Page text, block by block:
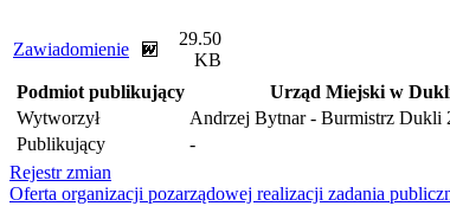
Zawiadomienie
29.50
KB
Podmiot publikujący
Urząd Miejski w
Wytworzył
Andrzej Bytnar - Burmistrz Dukli
Publikujący
-
Rejestr zmian
Oferta organizacji pozarządowej realizacji zadania